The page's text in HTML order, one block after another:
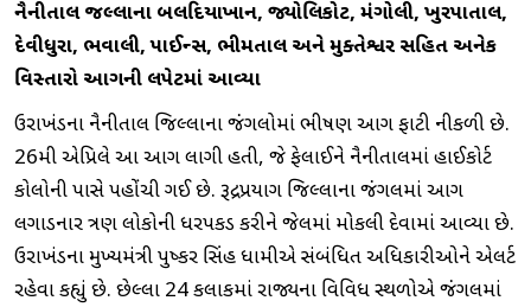
નૈનીતાલ જિલ્લાના બલદિયાખાન, જ્યોલિકોટ, મંગોલી, ખુરપાતાલ,
દેવીધુરા, ભવાલી, પાઈન્સ, ભીમતાલ અને મુક્તેશ્વર સહિત અનેક
વિસ્તારો આગની લપેટમાં આવ્યા
ઉત્તરાખંડના નૈનીતાલ જિલ્લાના જંગલોમાં ભીષણ આગ ફાટી નીકળી છે.
26મી એપ્રિલે આ આગ લાગી હતી, જે ફેલાઈને નૈનીતાલમાં હાઈકોર્ટ
કોલોની પાસે પહોંચી ગઈ છે. રૂદ્રપ્રયાગ જિલ્લાના જંગલમાં આગ
લગાડનાર ત્રણ લોકોની ધરપકડ કરીને જેલમાં મોકલી દેવામાં આવ્યા છે.
ઉત્તરાખંડના મુખ્યમંત્રી પુષ્કર સિંહ ધામીએ સંબંધિત અધિકારીઓને એલર્ટ
રહેવા કહ્યું છે. છેલ્લા 24 કલાકમાં રાજ્યના વિવિધ સ્થળોએ જંગલમાં